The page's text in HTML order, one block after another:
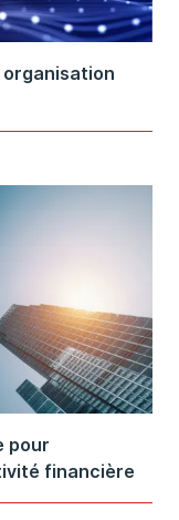
organisation
pour
financière